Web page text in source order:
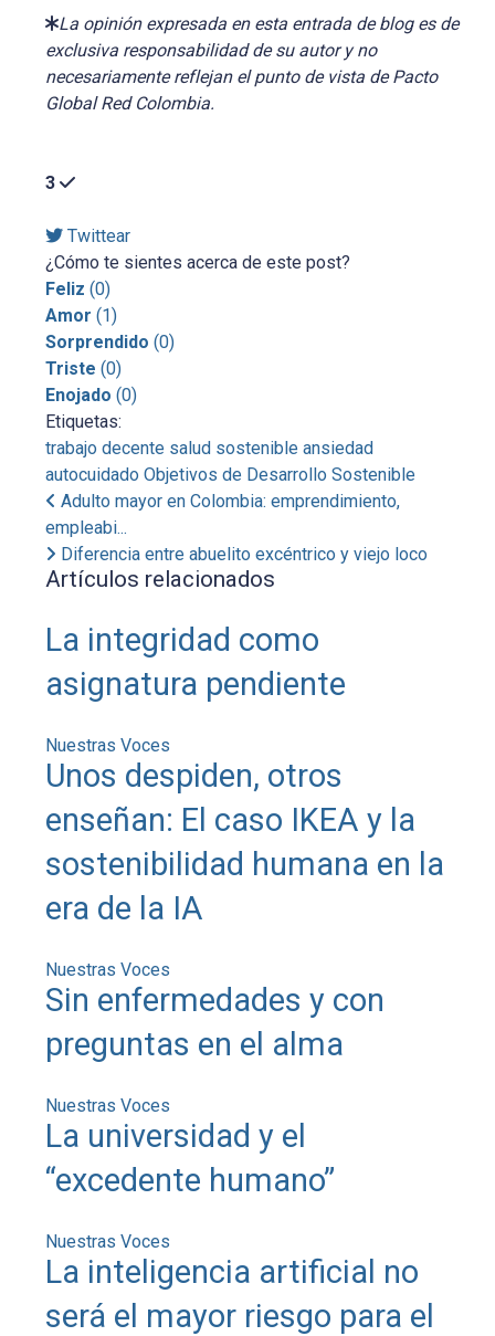
La opinión expresada en esta entrada de blog es de
exclusiva responsabilidad de su autor y no
necesariamente reflejan el punto de vista de Pacto
Global Red Colombia.
3
Twittear
¿Cómo te sientes acerca de este post?
Feliz (0)
Amor (1)
Sorprendido (0)
Triste (0)
Enojado (0)
Etiquetas:
trabajo decente salud sostenible ansiedad
autocuidado Objetivos de Desarrollo Sostenible
Adulto mayor en Colombia: emprendimiento,
empleabi...
Diferencia entre abuelito excéntrico y viejo loco
Artículos relacionados
La integridad como
asignatura pendiente
Nuestras Voces
Unos despiden, otros
enseñan: El caso IKEA y la
sostenibilidad humana en la
era de la IA
Nuestras Voces
Sin enfermedades y con
preguntas en el alma
Nuestras Voces
La universidad y el
“excedente humano”
Nuestras Voces
La inteligencia artificial no
será el mayor riesgo para el